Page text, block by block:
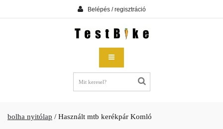
Belépés / regisztráció
bolha nyitólap / Használt mtb kerékpár Komló